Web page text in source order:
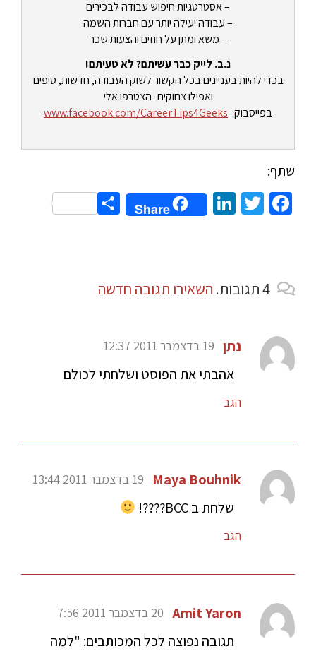
– אסטרטגיות חיפוש עבודה לבכירים
– עבודה יעילה יותר עם חברות השמה
– משא ומתן על חוזים והצעות שכר
נ.ב. לייק כבר עשיתם? לא טעיתם!
בכדי להיות בעניינים בכל הקשור לשוק העבודה, חדשות, טיפים
ואפילו צחוקים- הצטרפו אלי
בפייסבוק: www.facebook.com/CareerTips4Geeks
שתף:
Facebook
Twitter
LinkedIn
Share
Share
4תגובות. השאירו תגובה חדשה
נתן 19 בדצמבר 2011 12:37
אהבתי את הפוסט ושלחתי לכולם
הגב
Maya Bouhnik 19 בדצמבר 2011 13:44
שלחת ב BCC????!
הגב
Amit Yaron 20 בדצמבר 2011 7:56
תגובה נפוצה לכל המכותבים: "למה